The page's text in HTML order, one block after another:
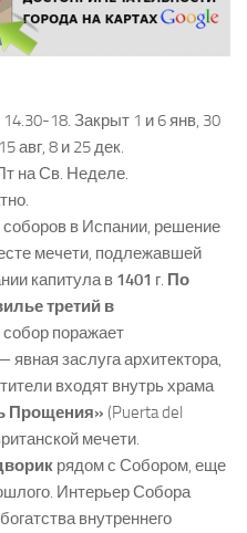
18. Закрыт 1 и 6 янв, 30
авг, 8 и 25 дек.
на Св. Неделе.
в Испании, решение
мечети, подлежавшей
капитула в 1401 г. По
третий в
поражает
заслуга архитектора,
входят внутрь храма
Прощения» (Puerta del
мечети.
рядом с Собором, еще
Интерьер Собора
внутреннего